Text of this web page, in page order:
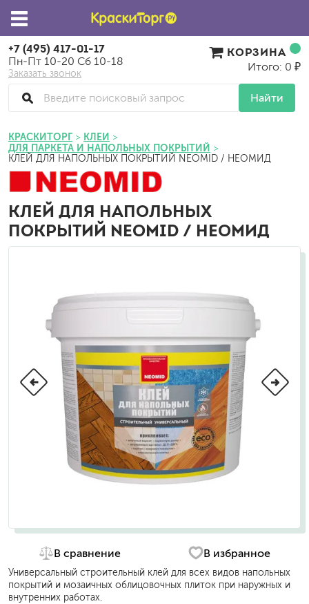
+7 (495) 417-01-17
Пн-Пт 10-20 Сб 10-18
Заказать звонок
Найти
КОРЗИНА
Итого: 0 ₽
КРАСКИТОРГ
КЛЕИ
ДЛЯ ПАРКЕТА И НАПОЛЬНЫХ ПОКРЫТИЙ
КЛЕЙ ДЛЯ НАПОЛЬНЫХ ПОКРЫТИЙ NEOMID / НЕОМИД
КЛЕЙ ДЛЯ НАПОЛЬНЫХ
ПОКРЫТИЙ NEOMID / НЕОМИД
В сравнение В избранное
Универсальный строительный клей для всех видов напольных
покрытий и мозаичных облицовочных плиток при наружных и
внутренних работах.